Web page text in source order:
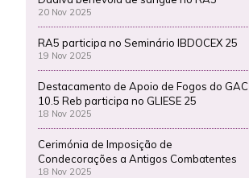
20 Nov 2025
RA5 participa no Seminário IBDOCEX 25
19 Nov 2025
Destacamento de Apoio de Fogos do GAC
10.5 Reb participa no GLIESE 25
18 Nov 2025
Cerimónia de Imposição de
Condecorações a Antigos Combatentes
18 Nov 2025